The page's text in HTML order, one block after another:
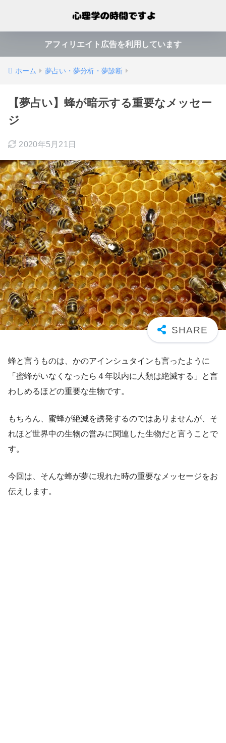
アフィリエイト広告を利用しています
ホーム 夢占い・夢分析・夢診断
【夢占い】蜂が暗示する重要なメッセー
ジ
2020年5月21日
蜂と言うものは、かのアインシュタインも言ったように
「蜜蜂がいなくなったら４年以内に人類は絶滅する」と言
わしめるほどの重要な生物です。
もちろん、蜜蜂が絶滅を誘発するのではありませんが、そ
れほど世界中の生物の営みに関連した生物だと言うことで
す。
今回は、そんな蜂が夢に現れた時の重要なメッセージをお
伝えします。